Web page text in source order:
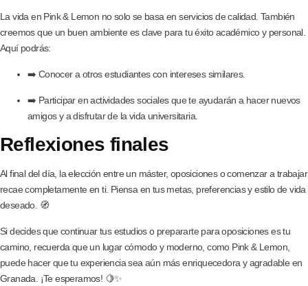
La vida en Pink & Lemon no solo se basa en servicios de calidad. También
creemos que un buen ambiente es clave para tu éxito académico y personal.
Aquí podrás:
➡️ Conocer a otros estudiantes con intereses similares.
➡️ Participar en actividades sociales que te ayudarán a hacer nuevos
amigos y a disfrutar de la vida universitaria.
Reflexiones finales
Al final del día, la elección entre un máster, oposiciones o comenzar a trabajar
recae completamente en ti. Piensa en tus metas, preferencias y estilo de vida
deseado. 🧭
Si decides que continuar tus estudios o prepararte para oposiciones es tu
camino, recuerda que un lugar cómodo y moderno, como Pink & Lemon,
puede hacer que tu experiencia sea aún más enriquecedora y agradable en
Granada. ¡Te esperamos! 🍋✨